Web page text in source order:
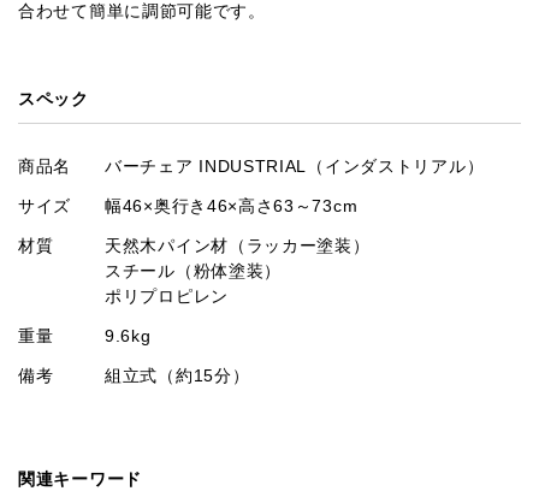
合わせて簡単に調節可能です。
スペック
商品名 バーチェア INDUSTRIAL（インダストリアル）
サイズ 幅46×奥行き46×高さ63～73cm
材質
天然木パイン材（ラッカー塗装）
スチール（粉体塗装）
ポリプロピレン
重量 9.6kg
備考 組立式（約15分）
関連キーワード